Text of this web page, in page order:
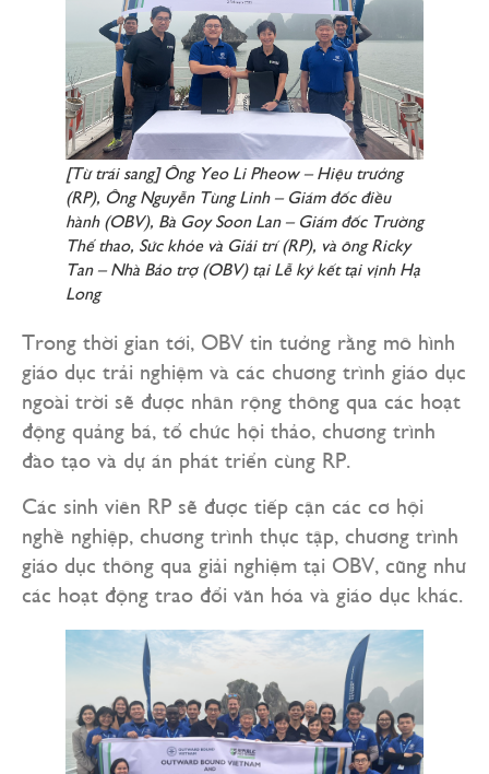
[Từ trái sang] Ông Yeo Li Pheow – Hiệu trưởng
(RP), Ông Nguyễn Tùng Linh – Giám đốc điều
hành (OBV), Bà Goy Soon Lan – Giám đốc Trường
Thể thao, Sức khỏe và Giải trí (RP), và ông Ricky
Tan – Nhà Bảo trợ (OBV) tại Lễ ký kết tại vịnh Hạ
Long
Trong thời gian tới, OBV tin tưởng rằng mô hình
giáo dục trải nghiệm và các chương trình giáo dục
ngoài trời sẽ được nhân rộng thông qua các hoạt
động quảng bá, tổ chức hội thảo, chương trình
đào tạo và dự án phát triển cùng RP.
Các sinh viên RP sẽ được tiếp cận các cơ hội
nghề nghiệp, chương trình thực tập, chương trình
giáo dục thông qua giải nghiệm tại OBV, cũng như
các hoạt động trao đổi văn hóa và giáo dục khác.